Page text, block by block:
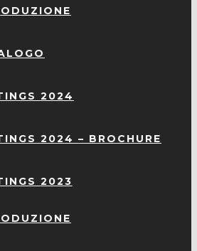
2024
2024 – BROCHURE
2023